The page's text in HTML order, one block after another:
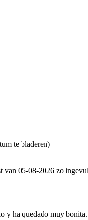
te bladeren)
van 05-08-2026 zo
y ha quedado muy